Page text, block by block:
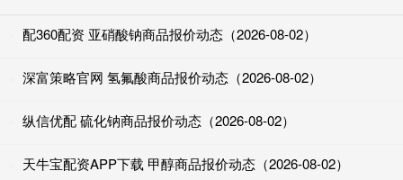
配360配资 亚硝酸钠商品报价动态（2026-08-02）
深富策略官网 氢氟酸商品报价动态（2026-08-02）
纵信优配 硫化钠商品报价动态（2026-08-02）
天牛宝配资APP下载 甲醇商品报价动态（2026-08-02）